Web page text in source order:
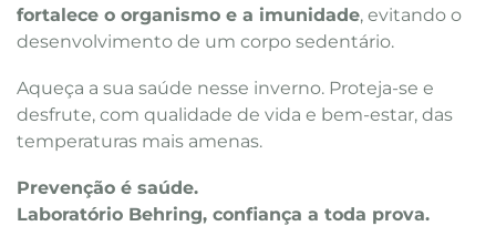
fortalece o organismo e a imunidade, evitando o
desenvolvimento de um corpo sedentário.
Aqueça a sua saúde nesse inverno. Proteja-se e
desfrute, com qualidade de vida e bem-estar, das
temperaturas mais amenas.
Prevenção é saúde.
Laboratório Behring, confiança a toda prova.